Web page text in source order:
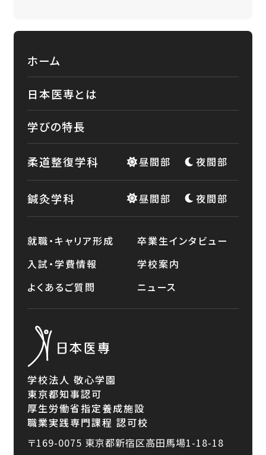
学校法人 敬心学園
東京都知事認可
厚生労働省指定養成施設
職業実践専門課程 認可校
〒169-0075 東京都新宿区高田馬場1-18-18
ホーム
日本医専とは
学びの特長
柔道整復学科 昼間部 夜間部
鍼灸学科 昼間部 夜間部
就職・キャリア形成
卒業生インタビュー
入試・学費情報
学校案内
よくあるご質問
ニュース